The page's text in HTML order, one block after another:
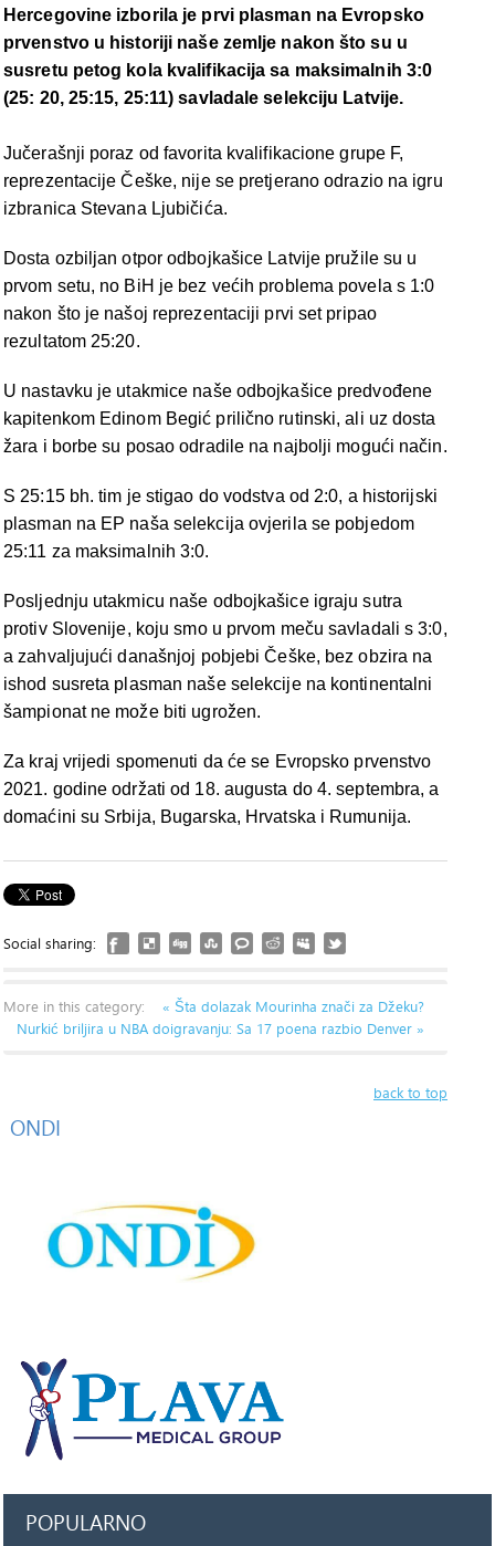
Hercegovine izborila je prvi plasman na Evropsko
prvenstvo u historiji naše zemlje nakon što su u
susretu petog kola kvalifikacija sa maksimalnih 3:0
(25: 20, 25:15, 25:11) savladale selekciju Latvije.
Jučerašnji poraz od favorita kvalifikacione grupe F,
reprezentacije Češke, nije se pretjerano odrazio na igru
izbranica Stevana Ljubičića.
Dosta ozbiljan otpor odbojkašice Latvije pružile su u
prvom setu, no BiH je bez većih problema povela s 1:0
nakon što je našoj reprezentaciji prvi set pripao
rezultatom 25:20.
U nastavku je utakmice naše odbojkašice predvođene
kapitenkom Edinom Begić prilično rutinski, ali uz dosta
žara i borbe su posao odradile na najbolji mogući način.
S 25:15 bh. tim je stigao do vodstva od 2:0, a historijski
plasman na EP naša selekcija ovjerila se pobjedom
25:11 za maksimalnih 3:0.
Posljednju utakmicu naše odbojkašice igraju sutra
protiv Slovenije, koju smo u prvom meču savladali s 3:0,
a zahvaljujući današnjoj pobjebi Češke, bez obzira na
ishod susreta plasman naše selekcije na kontinentalni
šampionat ne može biti ugrožen.
Za kraj vrijedi spomenuti da će se Evropsko prvenstvo
2021. godine održati od 18. augusta do 4. septembra, a
domaćini su Srbija, Bugarska, Hrvatska i Rumunija.
Social sharing:
More in this category:
« Šta dolazak Mourinha znači za Džeku?
Nurkić briljira u NBA doigravanju: Sa 17 poena razbio Denver »
back to top
ONDI
POPULARNO